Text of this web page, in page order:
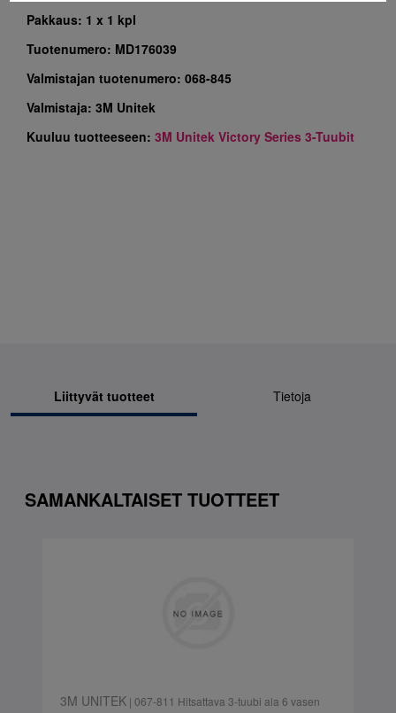
Pakkaus: 1 x 1 kpl
Tuotenumero: MD176039
Valmistajan tuotenumero: 068-845
Valmistaja: 3M Unitek
Kuuluu tuotteeseen: 3M Unitek Victory Series 3-Tuubit
Liittyvät tuotteet Tietoja
SAMANKALTAISET TUOTTEET
3M UNITEK| 067-811 Hitsattava 3-tuubi ala 6 vasen